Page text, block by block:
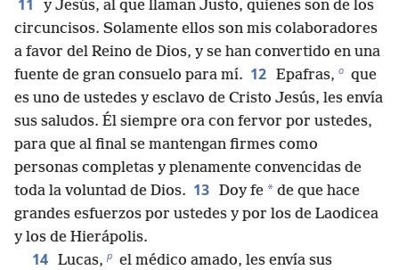
11
y Jesús, al que llaman Justo, quienes son de los
circuncisos. Solamente ellos son mis colaboradores
a favor del Reino de Dios, y se han convertido en una
fuente de gran consuelo para mí. 12 Epafras, o que
es uno de ustedes y esclavo de Cristo Jesús, les envía
sus saludos. Él siempre ora con fervor por ustedes,
para que al final se mantengan firmes como
personas completas y plenamente convencidas de
toda la voluntad de Dios. 13 Doy fe * de que hace
grandes esfuerzos por ustedes y por los de Laodicea
y los de Hierápolis.
14 Lucas, p el médico amado, les envía sus